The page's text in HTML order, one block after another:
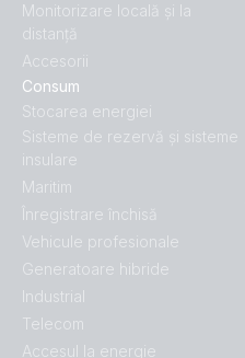
Monitorizare locală și la
distanță
Accesorii
Consum
Stocarea energiei
Sisteme de rezervă și sisteme
insulare
Maritim
Înregistrare închisă
Vehicule profesionale
Generatoare hibride
Industrial
Telecom
Accesul la energie